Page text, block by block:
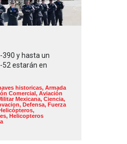
390 y hasta un
52 estarán en
historicas, Armada
Comercial, Aviación
Mexicana, Ciencia,
, Defensa, Fuerza
,
, Helicopteros